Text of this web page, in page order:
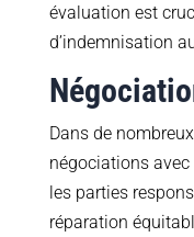
évaluation est
d’indemnisation
Dans de
négociations avec
les parties
réparation